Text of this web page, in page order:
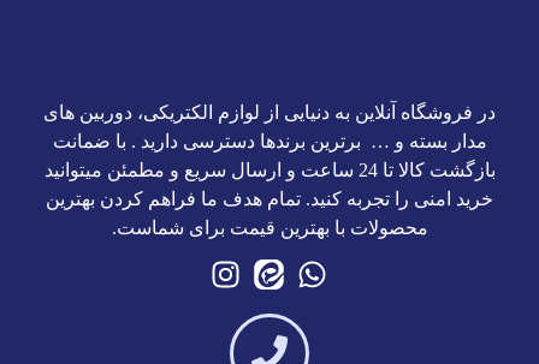
در فروشگاه آنلاین به دنیایی از لوازم الکتریکی، دوربین های
مدار بسته و … برترین برند‌ها دسترسی دارید . با ضمانت
بازگشت کالا تا 24 ساعت و ارسال سریع و مطمئن میتوانید
خرید امنی را تجربه کنید. تمام هدف ما فراهم کردن بهترین
محصولات با بهترین قیمت برای شماست.